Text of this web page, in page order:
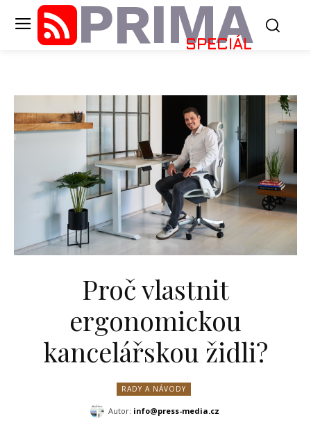
PRIMA
SPECIÁL
Proč vlastnit
ergonomickou
kancelářskou židli?
RADY A NÁVODY
Autor: info@press-media.cz